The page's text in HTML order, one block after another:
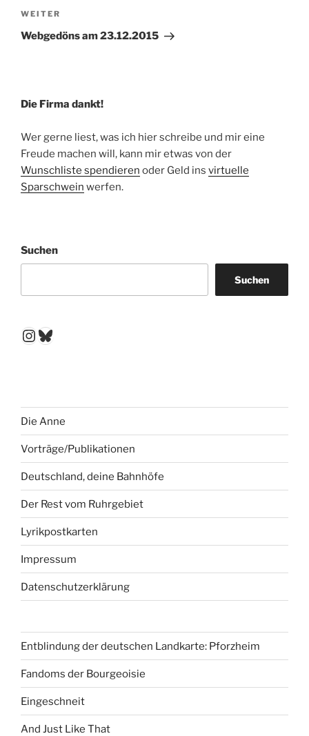
Nächster
Beitrag
WEITER
Webgedöns am 23.12.2015
Die Firma dankt!
Wer gerne liest, was ich hier schreibe und mir eine
Freude machen will, kann mir etwas von der
Wunschliste spendieren oder Geld ins virtuelle
Sparschwein werfen.
Suchen
Suchen
Instagram
Bluesky
Die Anne
Vorträge/Publikationen
Deutschland, deine Bahnhöfe
Der Rest vom Ruhrgebiet
Lyrikpostkarten
Impressum
Datenschutzerklärung
Entblindung der deutschen Landkarte: Pforzheim
Fandoms der Bourgeoisie
Eingeschneit
And Just Like That